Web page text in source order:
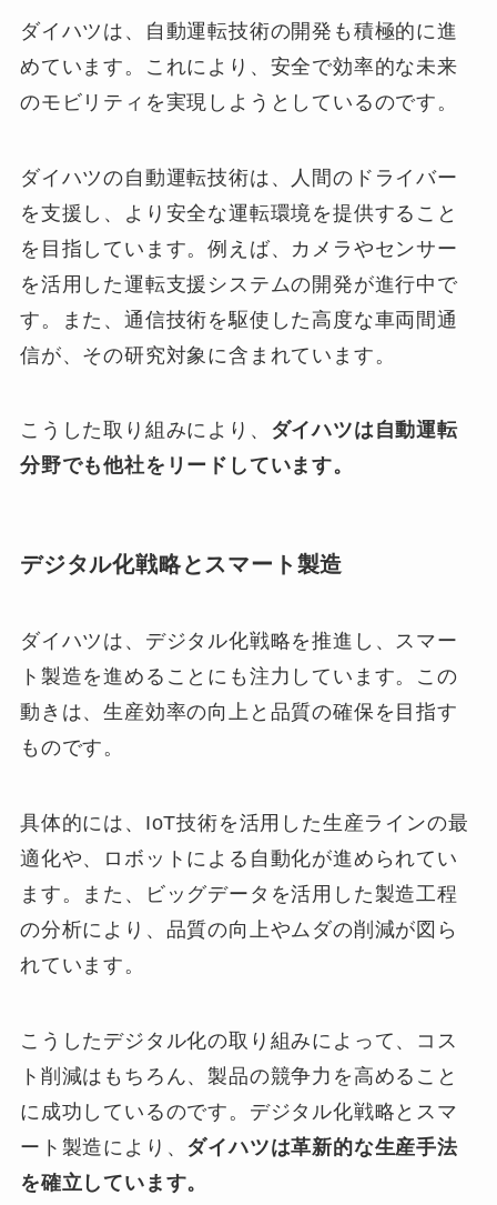
ダイハツは、自動運転技術の開発も積極的に進
めています。これにより、安全で効率的な未来
のモビリティを実現しようとしているのです。
ダイハツの自動運転技術は、人間のドライバー
を支援し、より安全な運転環境を提供すること
を目指しています。例えば、カメラやセンサー
を活用した運転支援システムの開発が進行中で
す。また、通信技術を駆使した高度な車両間通
信が、その研究対象に含まれています。
こうした取り組みにより、 ダイハツは自動運転
分野でも他社をリードしています。
デジタル化戦略とスマート製造
ダイハツは、デジタル化戦略を推進し、スマー
ト製造を進めることにも注力しています。この
動きは、生産効率の向上と品質の確保を目指す
ものです。
具体的には、IoT技術を活用した生産ラインの最
適化や、ロボットによる自動化が進められてい
ます。また、ビッグデータを活用した製造工程
の分析により、品質の向上やムダの削減が図ら
れています。
こうしたデジタル化の取り組みによって、コス
ト削減はもちろん、製品の競争力を高めること
に成功しているのです。デジタル化戦略とスマ
ート製造により、 ダイハツは革新的な生産手法
を確立しています。